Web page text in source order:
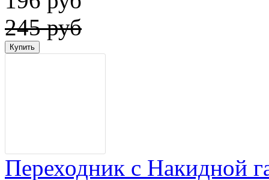
245 руб
Переходник с Накидной